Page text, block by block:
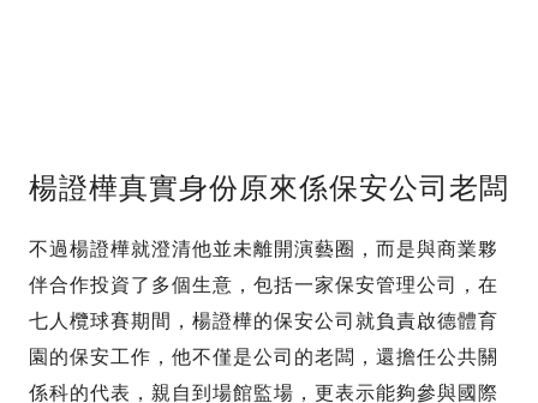
楊證樺真實身份原來係保安公司老闆
不過楊證樺就澄清他並未離開演藝圈，而是與商業夥
伴合作投資了多個生意，包括一家保安管理公司，在
七人欖球賽期間，楊證樺的保安公司就負責啟德體育
園的保安工作，他不僅是公司的老闆，還擔任公共關
係科的代表，親自到場館監場，更表示能夠參與國際